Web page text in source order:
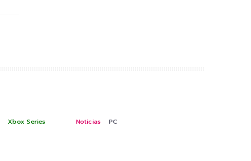
Xbox Series Noticias PC